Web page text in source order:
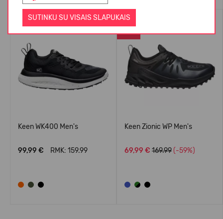
SUTINKU SU VISAIS SLAPUKAIS
Keen WK400 Men's
99,99 € RMK: 159.99
-59%
WATERPROOF
Keen Zionic WP Men's
69,99 € 169.99 (-59%)